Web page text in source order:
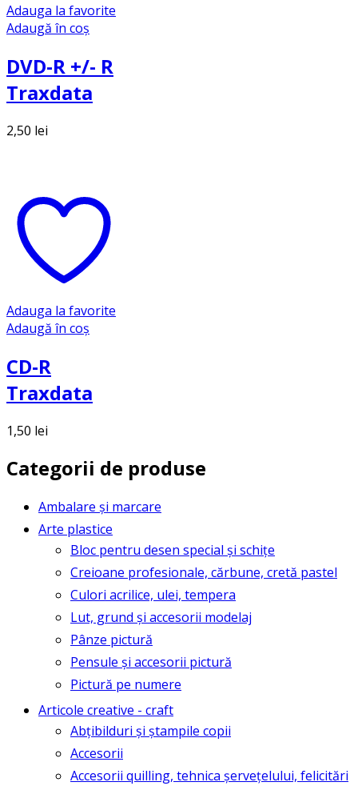
Adauga la favorite
Adaugă în coș
DVD-R +/- R
Traxdata
2,50 lei
Adauga la favorite
Adaugă în coș
CD-R
Traxdata
1,50 lei
Categorii de produse
Ambalare și marcare
Arte plastice
Bloc pentru desen special și schițe
Creioane profesionale, cărbune, cretă pastel
Culori acrilice, ulei, tempera
Lut, grund și accesorii modelaj
Pânze pictură
Pensule și accesorii pictură
Pictură pe numere
Articole creative - craft
Abțibilduri și ștampile copii
Accesorii
Accesorii quilling, tehnica șervețelului, felicitări